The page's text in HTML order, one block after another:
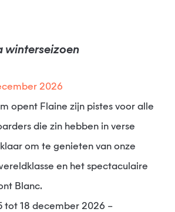
winterseizoen
2026
opent Flaine zijn pistes voor alle
die zin hebben in verse
om te genieten van onze
en het spectaculaire
Blanc.
tot 18 december 2026 –